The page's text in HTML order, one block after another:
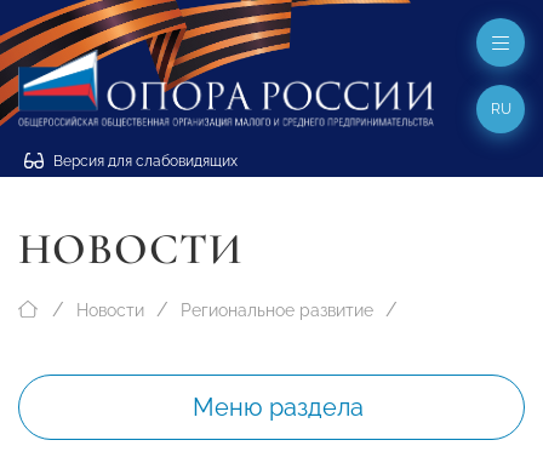
Версия для слабовидящих
RU
НОВОСТИ
Новости Региональное развитие
Меню раздела